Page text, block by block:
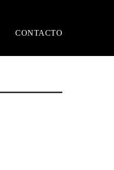
CONTACTO